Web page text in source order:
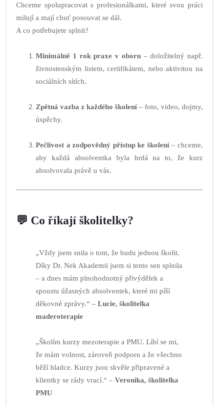
Chceme spolupracovat s profesionálkami, které svou práci
milují a mají chuť posouvat se dál.
A co potřebujete splnit?
Minimálně 1 rok praxe v oboru– doložitelný např.
živnostenským listem, certifikátem, nebo aktivitou na
sociálních sítích.
Zpětná vazba z každého školení – foto, video, dojmy,
úspěchy.
Pečlivost a zodpovědný přístup ke školení– chceme,
aby každá absolventka byla hrdá na to, že kurz
absolvovala právě u vás.
💬 Co říkají školitelky?
„Vždy jsem snila o tom, že budu jednou školit.
Díky Dr. Nek Akademii jsem si tento sen splnila
– a dnes mám plnohodnotný přivýdělek a
spoustu úžasných absolventek, které mi píší
děkovné zprávy.“ – Lucie, školitelka
maderoterapie
„Školím kurzy mezoterapie a PMU. Líbí se mi,
že mám volnost, zároveň podporu a že všechno
běží hladce. Kurzy jsou skvěle připravené a
klientky se rády vrací.“ – Veronika, školitelka
PMU